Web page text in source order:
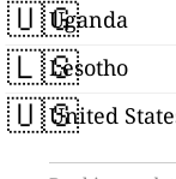
🇺🇬Uganda
🇱🇸Lesotho
🇺🇸United